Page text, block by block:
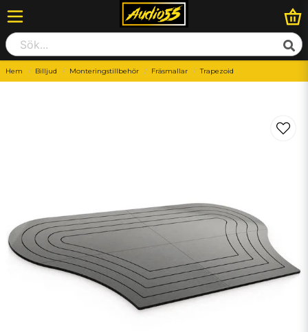
Hem Billjud Monteringstillbehör Fräsmallar Trapezoid